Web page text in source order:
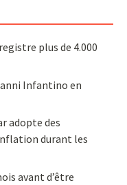
plus de 4.000
Infantino en
adopte des
durant les
avant d’être